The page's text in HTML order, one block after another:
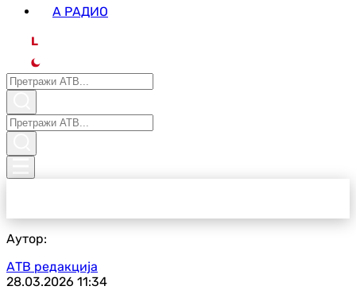
А РАДИО
L
Аутор:
АТВ редакција
28.03.2026 11:34